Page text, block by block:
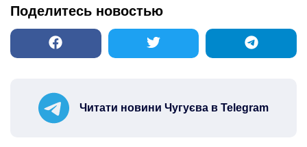
Поделитесь новостью
Читати новини Чугуєва в Telegram